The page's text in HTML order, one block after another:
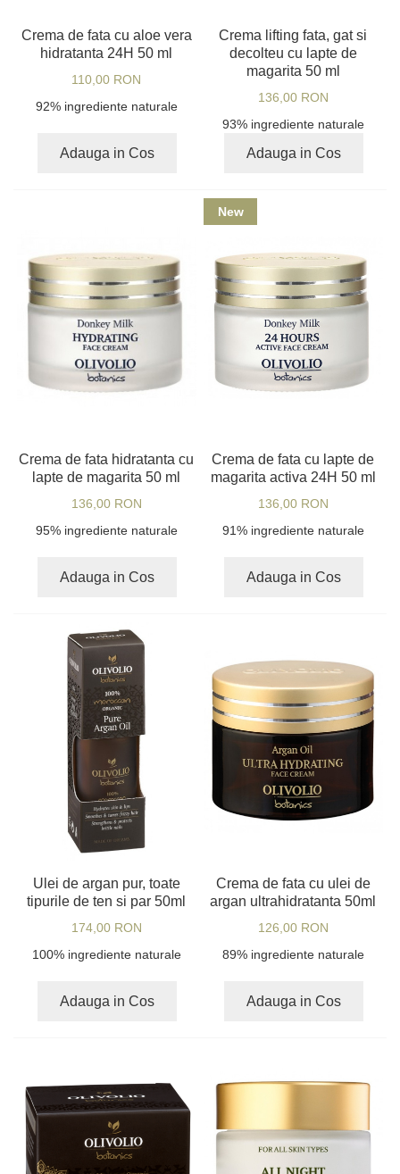
Crema de fata cu aloe vera
hidratanta 24H 50 ml
110,00 RON
92% ingrediente naturale
Adauga in Cos
Crema lifting fata, gat si
decolteu cu lapte de
magarita 50 ml
136,00 RON
93% ingrediente naturale
Adauga in Cos
Crema de fata hidratanta cu
lapte de magarita 50 ml
136,00 RON
95% ingrediente naturale
Adauga in Cos
New
Crema de fata cu lapte de
magarita activa 24H 50 ml
136,00 RON
91% ingrediente naturale
Adauga in Cos
Ulei de argan pur, toate
tipurile de ten si par 50ml
174,00 RON
100% ingrediente naturale
Adauga in Cos
Crema de fata cu ulei de
argan ultrahidratanta 50ml
126,00 RON
89% ingrediente naturale
Adauga in Cos